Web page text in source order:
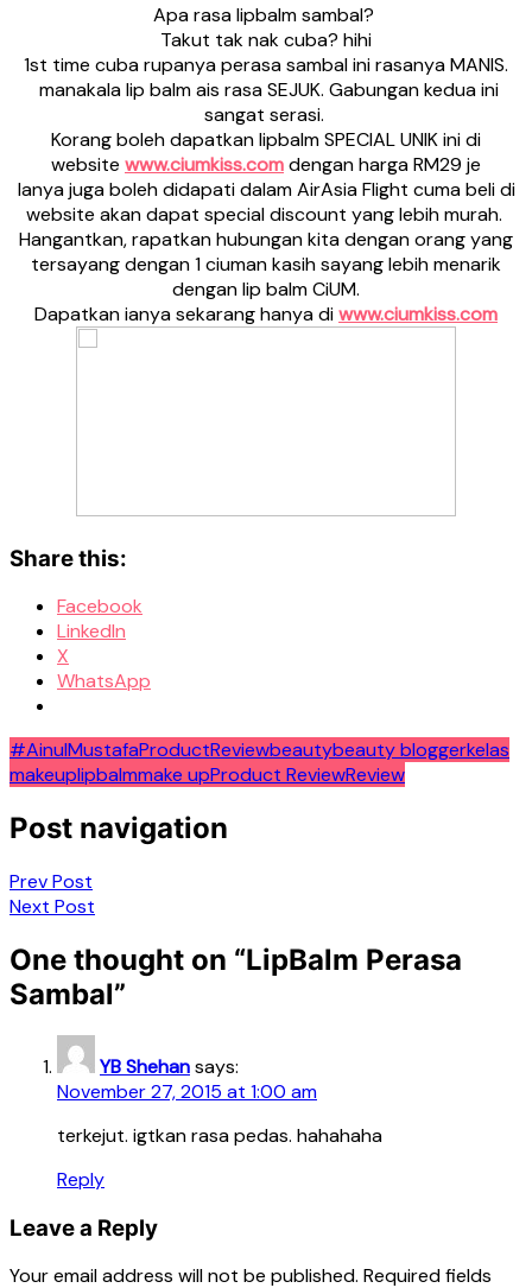
Apa rasa lipbalm sambal?
Takut tak nak cuba? hihi
1st time cuba rupanya perasa sambal ini rasanya MANIS.
manakala lip balm ais rasa SEJUK. Gabungan kedua ini
sangat serasi.
Korang boleh dapatkan lipbalm SPECIAL UNIK ini di
website www.ciumkiss.comdengan harga RM29 je
Ianya juga boleh didapati dalam AirAsia Flight cuma beli di
website akan dapat special discount yang lebih murah.
Hangantkan, rapatkan hubungan kita dengan orang yang
tersayang dengan 1 ciuman kasih sayang lebih menarik
dengan lip balm CiUM.
Dapatkan ianya sekarang hanya diwww.ciumkiss.com
Share this:
Facebook
LinkedIn
X
WhatsApp
#AinulMustafaProductReviewbeautybeauty bloggerkelas
makeuplipbalmmake upProduct ReviewReview
Post navigation
Prev Post
Next Post
One thought on “LipBalm Perasa
Sambal”
YB Shehansays:
November 27, 2015 at 1:00 am
terkejut. igtkan rasa pedas. hahahaha
Reply
Leave a Reply
Your email address will not be published. Required fields